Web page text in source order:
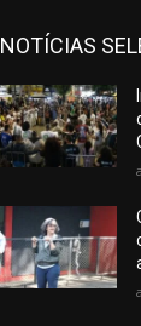
NOTÍCIAS